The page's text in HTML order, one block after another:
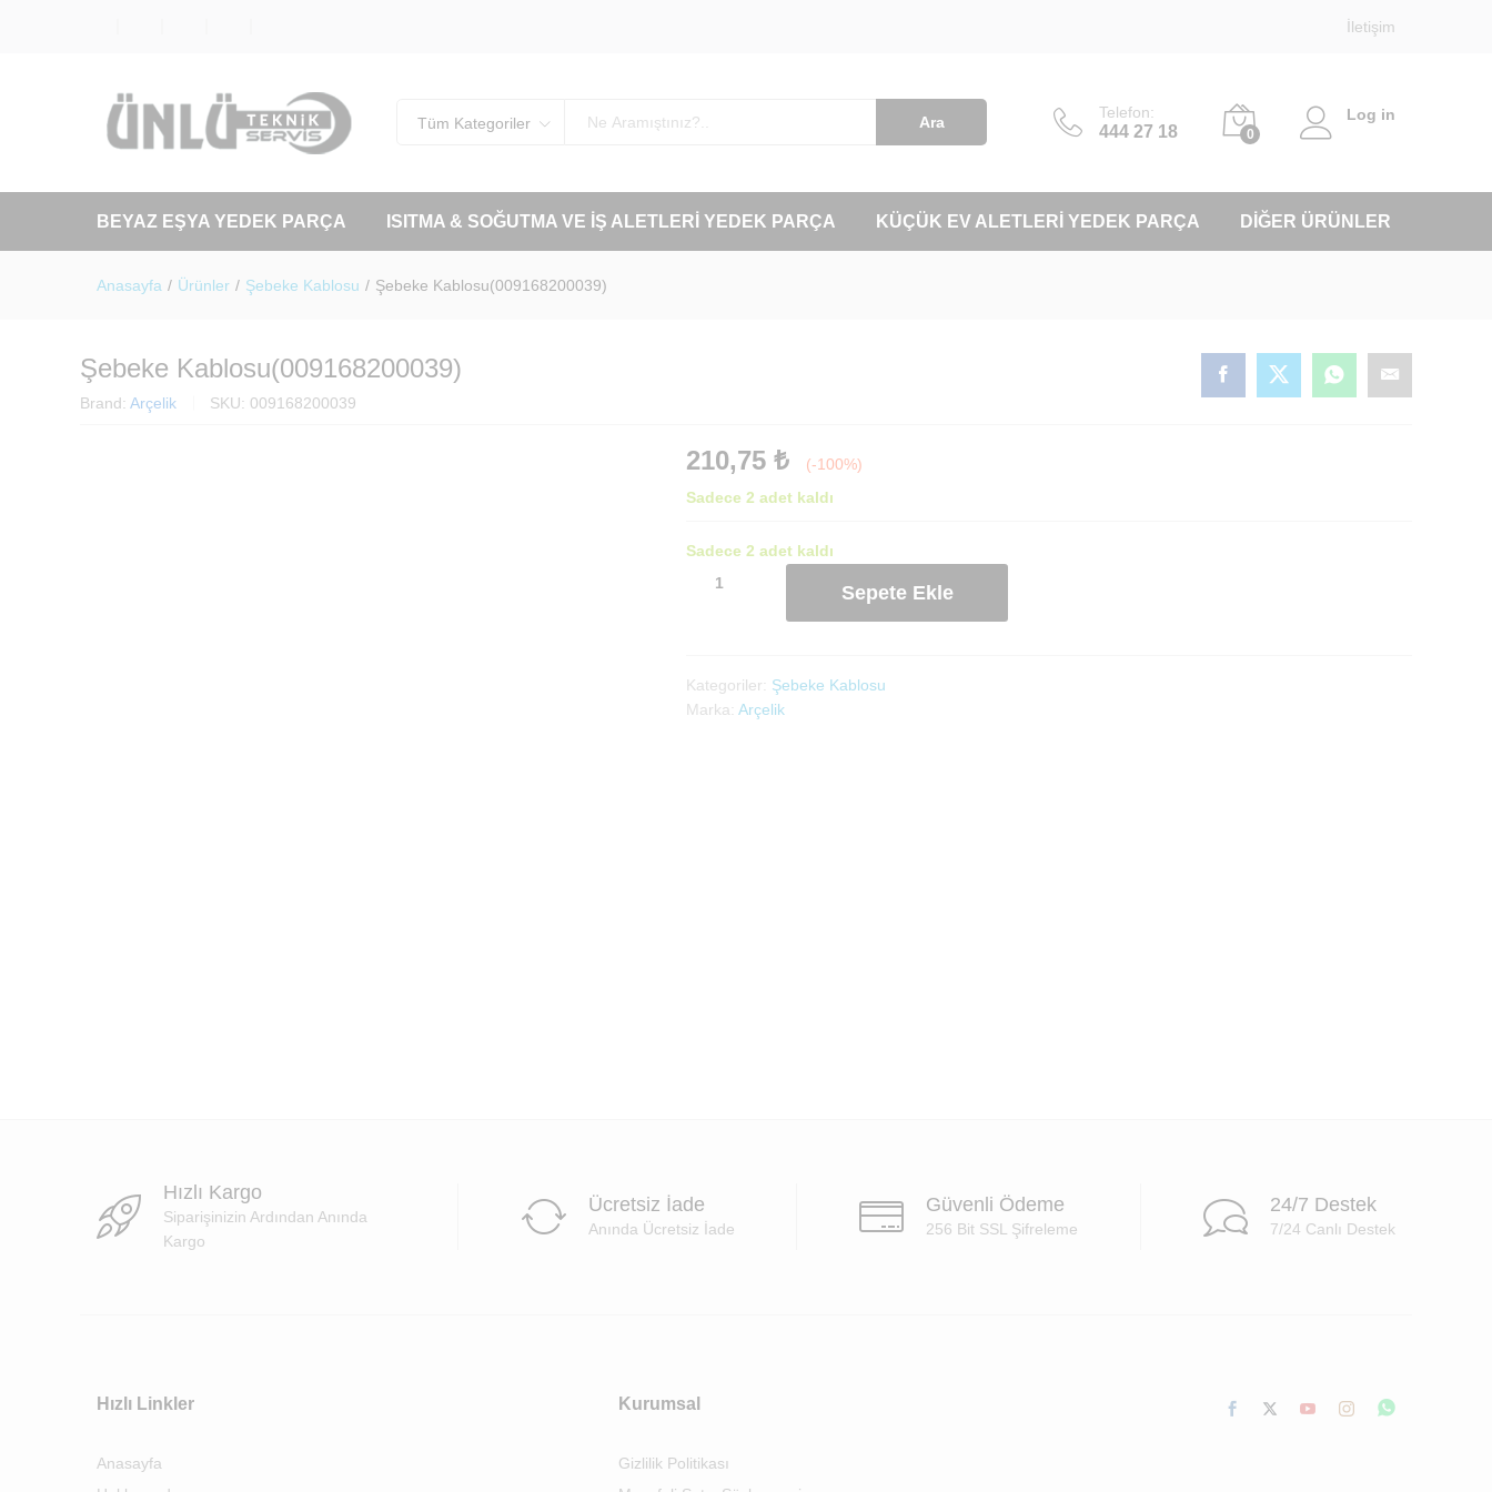
İletişim
Tüm Kategoriler Ara
Telefon:
444 27 18 0
Log in
BEYAZ EŞYA YEDEK PARÇA ISITMA & SOĞUTMA VE İŞ ALETLERI YEDEK PARÇA KÜÇÜK EV ALETLERI YEDEK PARÇA DIĞER ÜRÜNLER
Anasayfa / Ürünler / Şebeke Kablosu / Şebeke Kablosu(009168200039)
Şebeke Kablosu(009168200039)
Brand: Arçelik SKU: 009168200039
210,75 ₺
(-100%)
Sadece 2 adet kaldı
Sadece 2 adet kaldı
Şebeke
Kablosu(009168200039)Sepete Ekle
Kategoriler: Şebeke Kablosu
Marka: Arçelik
Hızlı Kargo
Siparişinizin Ardından Anında
Kargo
Ücretsiz İade
Anında Ücretsiz İade
Güvenli Ödeme
256 Bit SSL Şifreleme
24/7 Destek
7/24 Canlı Destek
Hızlı Linkler
Anasayfa
Kurumsal
Gizlilik Politikası